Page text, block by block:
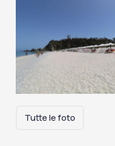
Tutte le foto